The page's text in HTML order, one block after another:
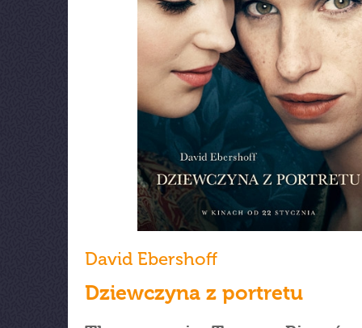
David Ebershoff
Dziewczyna z portretu